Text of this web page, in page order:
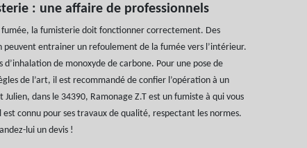
: une affaire de professionnels
fumée, la fumisterie doit fonctionner correctement. Des
peuvent entrainer un refoulement de la fumée vers l’intérieur.
d’inhalation de monoxyde de carbone. Pour une pose de
de l’art, il est recommandé de confier l’opération à un
Julien, dans le 34390, Ramonage Z.T est un fumiste à qui vous
est connu pour ses travaux de qualité, respectant les normes.
lui un devis !